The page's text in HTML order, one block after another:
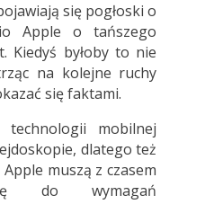
się pogłoski o
Apple o tańszego
Kiedyś byłoby to nie
na kolejne ruchy
się faktami.
mobilnej
dlatego też
muszą z czasem
do wymagań